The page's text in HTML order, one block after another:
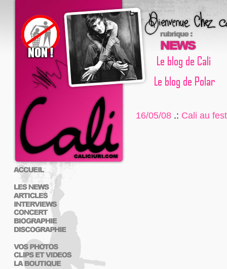
16/05/08 .: Cali au